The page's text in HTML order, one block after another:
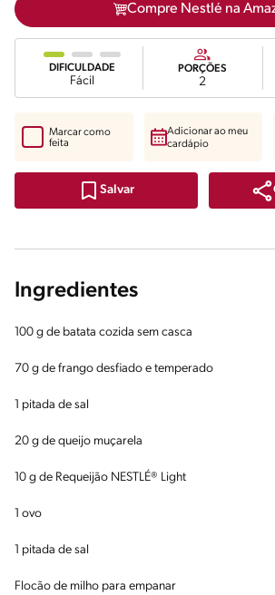
Compre Nestlé na
DIFICULDADE
Fácil
PORÇÕES
2
Salvar
Marcar como
feita
Adicionar ao meu
cardápio
Ingredientes
100 g de batata cozida sem casca
70 g de frango desfiado e temperado
1 pitada de sal
20 g de queijo muçarela
10 g de Requeijão NESTLÉ® Light
1 ovo
1 pitada de sal
Flocão de milho para empanar